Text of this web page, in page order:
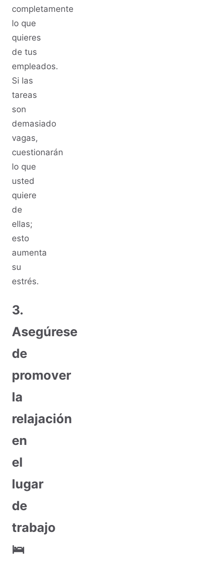
completamente
lo que
quieres
de tus
empleados.
Si las
tareas
son
demasiado
vagas,
cuestionarán
lo que
usted
quiere
de
ellas;
esto
aumenta
su
estrés.
3.
Asegúrese
de
promover
la
relajación
en
el
lugar
de
trabajo
🛌